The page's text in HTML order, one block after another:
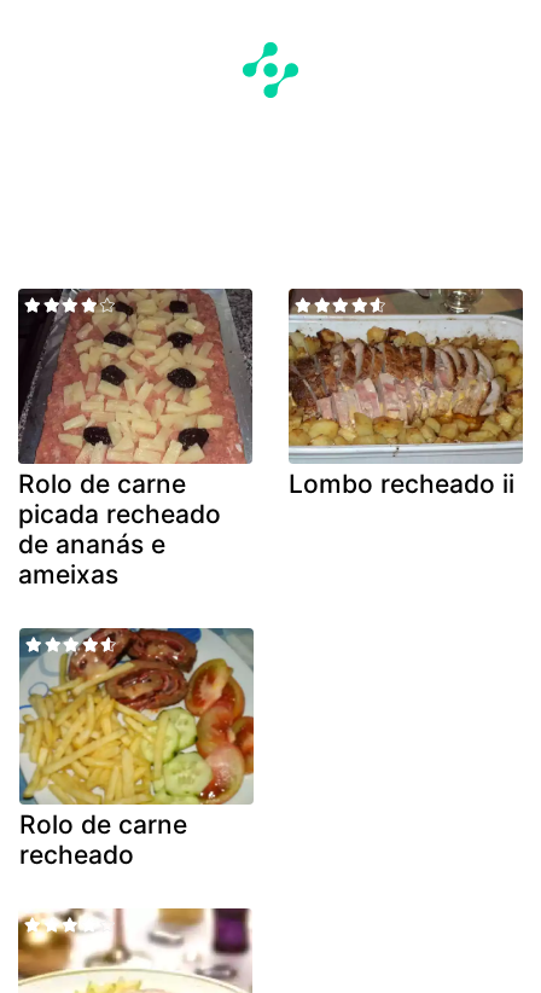
Rolo de carne
picada recheado
de ananás e
ameixas
Lombo recheado ii
Rolo de carne
recheado